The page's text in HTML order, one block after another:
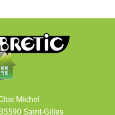
Michel
Saint-Gilles